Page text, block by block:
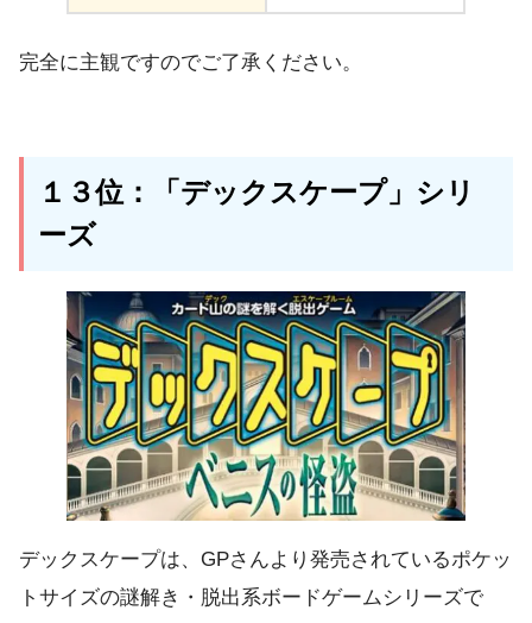
完全に主観ですのでご了承ください。
１３位：「デックスケープ」シリ
ーズ
デックスケープは、GPさんより発売されているポケッ
トサイズの謎解き・脱出系ボードゲームシリーズで